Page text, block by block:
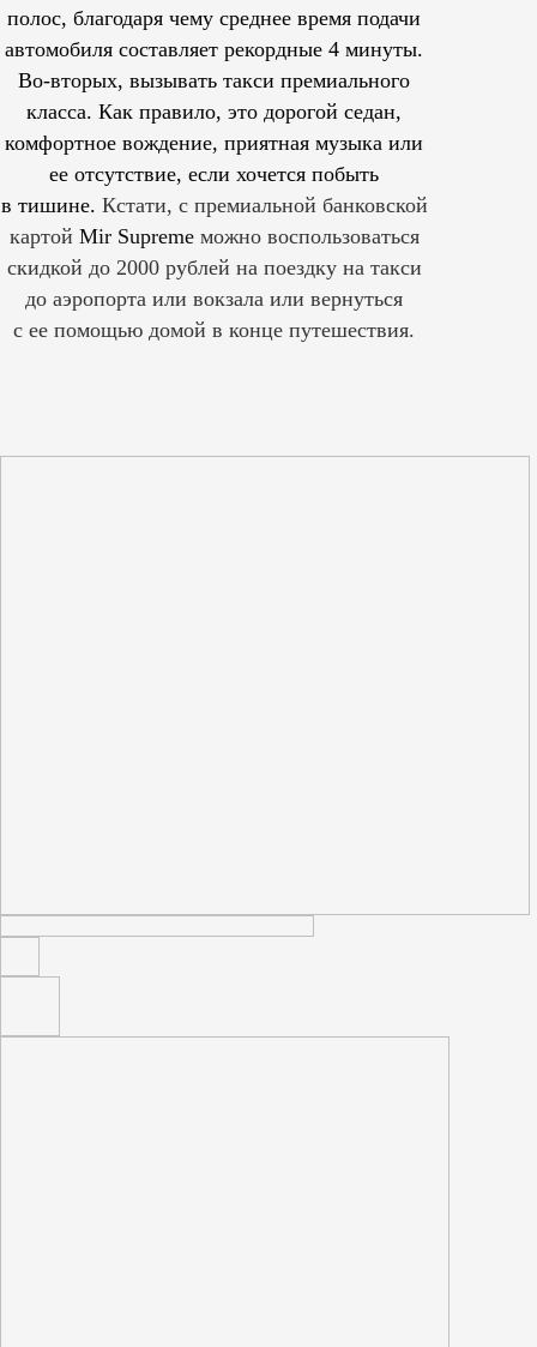
полос, благодаря чему среднее время подачи
автомобиля составляет рекордные 4 минуты.
Во-вторых, вызывать такси премиального
класса. Как правило, это дорогой седан,
комфортное вождение, приятная музыка или
ее отсутствие, если хочется побыть
в тишине. Кстати, с премиальной банковской
картой Mir Supreme можно воспользоваться
скидкой до 2000 рублей на поездку на такси
до аэропорта или вокзала или вернуться
с ее помощью домой в конце путешествия.